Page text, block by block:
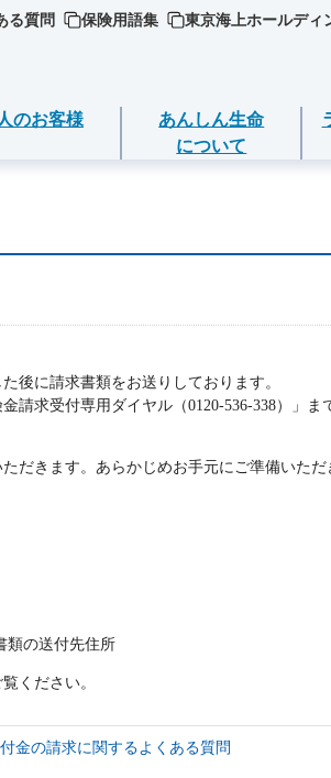
る質問 保険用語集 東京海上ホールディ
あんしん定期エール
あんしん終身エール
家計保障・就業不能保障
家計保障定期保険ＮＥＯ
結婚するとき
保険料の支払いが困難なとき
転職・退職するとき
のお客様
あんしん生命
について
後に請求書類をお送りしております。
求受付専用ダイヤル（0120-536-338）」ま
だきます。あらかじめお手元にご準備いただ
類の送付先住所
ください。
金の請求に関するよくある質問